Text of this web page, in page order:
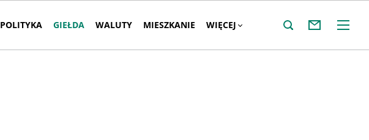
POLITYKA GIEŁDA WALUTY MIESZKANIE WIĘCEJ